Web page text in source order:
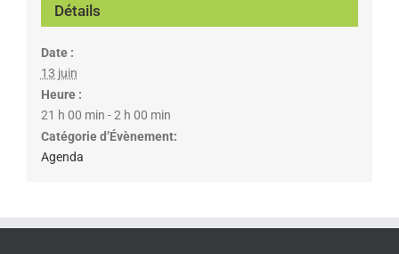
Détails
Date :
13 juin
Heure :
21 h 00 min - 2 h 00 min
Catégorie d’Évènement:
Agenda